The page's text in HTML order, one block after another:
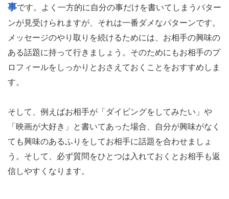
事です。よく一方的に自分の事だけを書いてしまうパター
ンが見受けられますが、それは一番ダメなパターンです。
メッセージのやり取りを続けるためには、お相手の興味の
ある話題に持って行きましょう。そのためにもお相手のプ
ロフィールをしっかりとおさえておくことをおすすめしま
す。
そして、例えばお相手が「ダイビングをしてみたい」や
「映画が大好き」と書いてあった場合、自分が興味がなく
ても興味のあるふりをしてお相手に話題を合わせましょ
う。そして、必ず質問をひとつは入れておくとお相手も返
信しやすくなります。